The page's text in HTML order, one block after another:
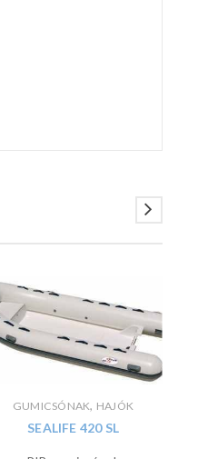
GUMICSÓNAK, HAJÓK
SEALIFE 420 SL